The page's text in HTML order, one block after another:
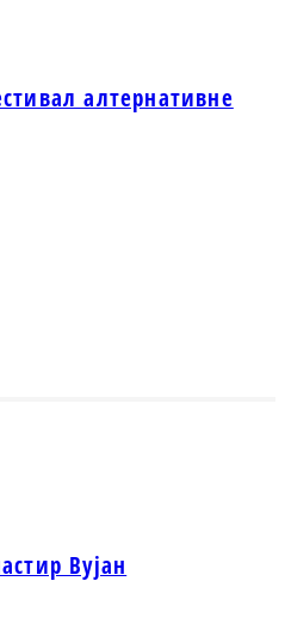
алтернативне
Вујан